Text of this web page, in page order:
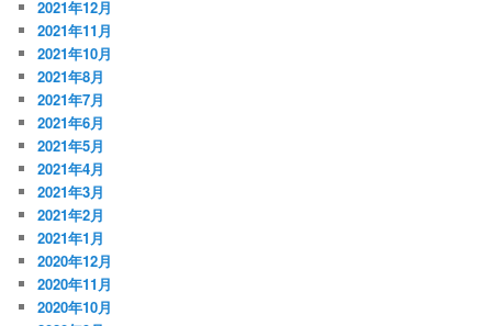
2021年12月
2021年11月
2021年10月
2021年8月
2021年7月
2021年6月
2021年5月
2021年4月
2021年3月
2021年2月
2021年1月
2020年12月
2020年11月
2020年10月